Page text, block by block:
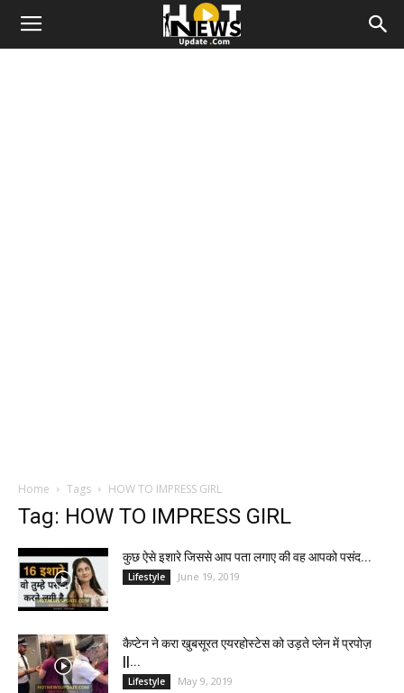
Home Tags HOW TO IMPRESS GIRL
Tag: HOW TO IMPRESS GIRL
कुछ ऐसे इशारे जिससे आप पता लगाए की वह आपको पसंद...
Lifestyle June 19, 2019
कैप्टेन ने करा खुबसूरत एयरहोस्टेस को उड़ते प्लेन में प्रपोज़
||...
Lifestyle May 9, 2019